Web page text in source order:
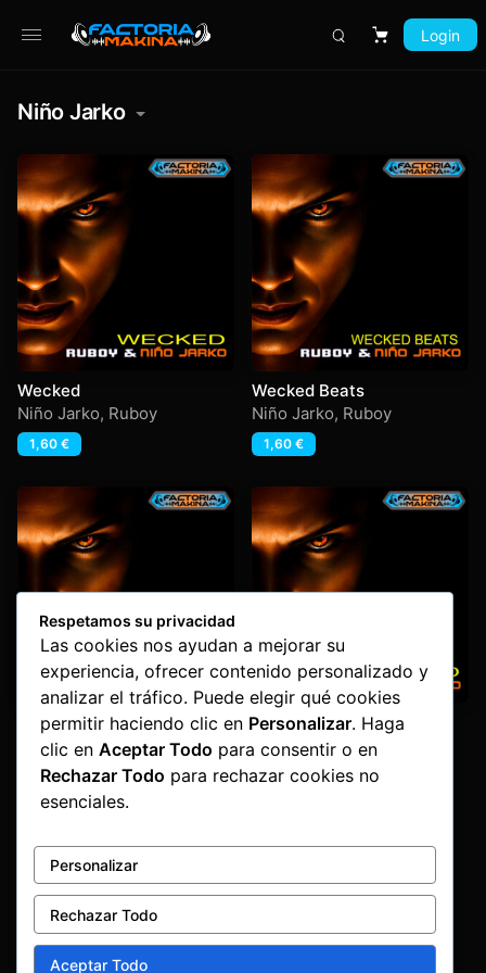
Carrito
Login
Niño Jarko
Wecked
Niño Jarko, Ruboy
1,60 €
Wecked Beats
Niño Jarko, Ruboy
1,60 €
Time For Remember
Niño Jarko ,Ruboy
1,60€
Ruboy VS Niño Jarco –
Wecked
Niño Jarko, Ruboy
4,20€
Respetamos su privacidad
Las cookies nos ayudan a mejorar su
experiencia, ofrecer contenido personalizado y
analizar el tráfico. Puede elegir qué cookies
permitir haciendo clic en Personalizar. Haga
clic en Aceptar Todo para consentir o en
Rechazar Todo para rechazar cookies no
esenciales.
Personalizar
Rechazar Todo
Aceptar Todo